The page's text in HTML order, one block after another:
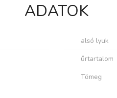
ADATOK
alsó lyuk
űrtartalom
Tömeg